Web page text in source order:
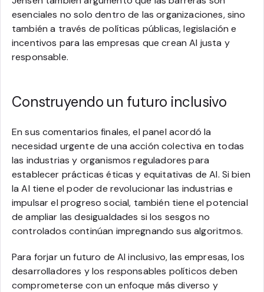
esenciales no solo dentro de las organizaciones, sino
también a través de políticas públicas, legislación e
incentivos para las empresas que crean AI justa y
responsable.
Construyendo un futuro inclusivo
En sus comentarios finales, el panel acordó la
necesidad urgente de una acción colectiva en todas
las industrias y organismos reguladores para
establecer prácticas éticas y equitativas de AI. Si bien
la AI tiene el poder de revolucionar las industrias e
impulsar el progreso social, también tiene el potencial
de ampliar las desigualdades si los sesgos no
controlados continúan impregnando sus algoritmos.
Para forjar un futuro de AI inclusivo, las empresas, los
desarrolladores y los responsables políticos deben
comprometerse con un enfoque más diverso y